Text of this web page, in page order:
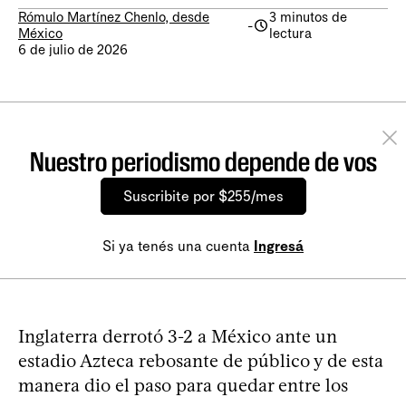
Rómulo Martínez Chenlo, desde
México
-
3 minutos de
lectura
6 de julio de 2026
Nuestro periodismo depende de vos
Suscribite por $255/mes
Si ya tenés una cuenta Ingresá
Inglaterra derrotó 3-2 a México ante un
estadio Azteca rebosante de público y de esta
manera dio el paso para quedar entre los